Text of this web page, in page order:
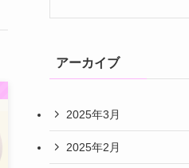
アーカイブ
2025年3月
2025年2月